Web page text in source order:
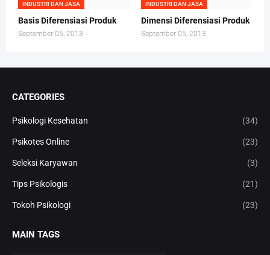
INDUSTRI DAN JASA
Basis Diferensiasi Produk
September 05, 2013
INDUSTRI DAN JASA
Dimensi Diferensiasi Produk
September 05, 2013
CATEGORIES
Psikologi Kesehatan (34)
Psikotes Online (23)
Seleksi Karyawan (3)
Tips Psikologis (21)
Tokoh Psikologi (23)
MAIN TAGS